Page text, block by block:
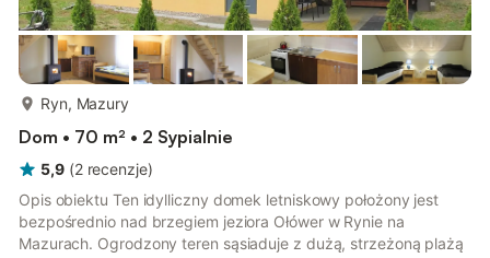
Ryn, Mazury
Dom • 70 m² • 2 Sypialnie
5,9 (2 recenzje)
Opis obiektu Ten idylliczny domek letniskowy położony jest
bezpośrednio nad brzegiem jeziora Ołówer w Rynie na
Mazurach. Ogrodzony teren sąsiaduje z dużą, strzeżoną plażą